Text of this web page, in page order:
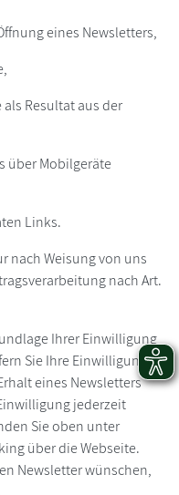
eines Newsletters,
Resultat aus der
Mobilgeräte
Links.
nach Weisung von uns
nach Art.
Ihrer Einwilligung
Sie Ihre Einwilligung
eines Newsletters
jederzeit
Sie oben unter
über die Webseite.
Newsletter wünschen,